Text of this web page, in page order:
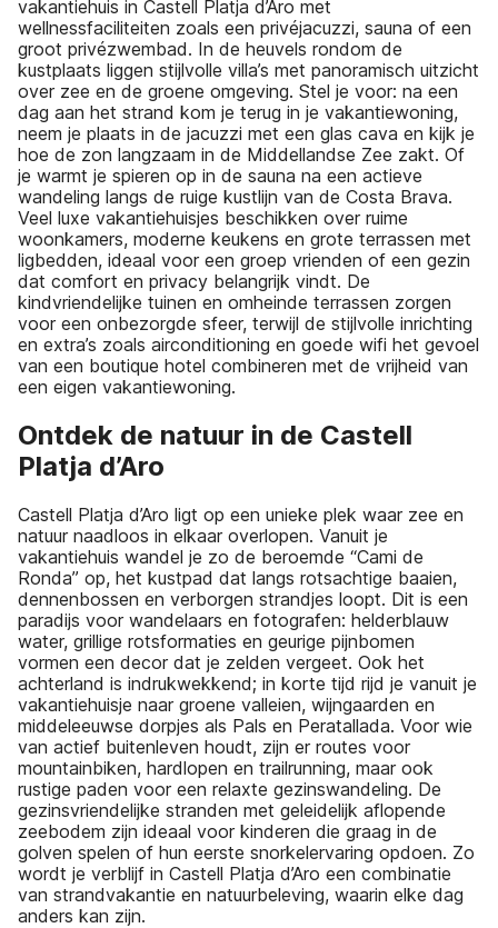
vakantiehuis in Castell Platja d’Aro met
wellnessfaciliteiten zoals een privéjacuzzi, sauna of een
groot privézwembad. In de heuvels rondom de
kustplaats liggen stijlvolle villa’s met panoramisch uitzicht
over zee en de groene omgeving. Stel je voor: na een
dag aan het strand kom je terug in je vakantiewoning,
neem je plaats in de jacuzzi met een glas cava en kijk je
hoe de zon langzaam in de Middellandse Zee zakt. Of
je warmt je spieren op in de sauna na een actieve
wandeling langs de ruige kustlijn van de Costa Brava.
Veel luxe vakantiehuisjes beschikken over ruime
woonkamers, moderne keukens en grote terrassen met
ligbedden, ideaal voor een groep vrienden of een gezin
dat comfort en privacy belangrijk vindt. De
kindvriendelijke tuinen en omheinde terrassen zorgen
voor een onbezorgde sfeer, terwijl de stijlvolle inrichting
en extra’s zoals airconditioning en goede wifi het gevoel
van een boutique hotel combineren met de vrijheid van
een eigen vakantiewoning.
Ontdek de natuur in de Castell
Platja d’Aro
Castell Platja d’Aro ligt op een unieke plek waar zee en
natuur naadloos in elkaar overlopen. Vanuit je
vakantiehuis wandel je zo de beroemde “Cami de
Ronda” op, het kustpad dat langs rotsachtige baaien,
dennenbossen en verborgen strandjes loopt. Dit is een
paradijs voor wandelaars en fotografen: helderblauw
water, grillige rotsformaties en geurige pijnbomen
vormen een decor dat je zelden vergeet. Ook het
achterland is indrukwekkend; in korte tijd rijd je vanuit je
vakantiehuisje naar groene valleien, wijngaarden en
middeleeuwse dorpjes als Pals en Peratallada. Voor wie
van actief buitenleven houdt, zijn er routes voor
mountainbiken, hardlopen en trailrunning, maar ook
rustige paden voor een relaxte gezinswandeling. De
gezinsvriendelijke stranden met geleidelijk aflopende
zeebodem zijn ideaal voor kinderen die graag in de
golven spelen of hun eerste snorkelervaring opdoen. Zo
wordt je verblijf in Castell Platja d’Aro een combinatie
van strandvakantie en natuurbeleving, waarin elke dag
anders kan zijn.